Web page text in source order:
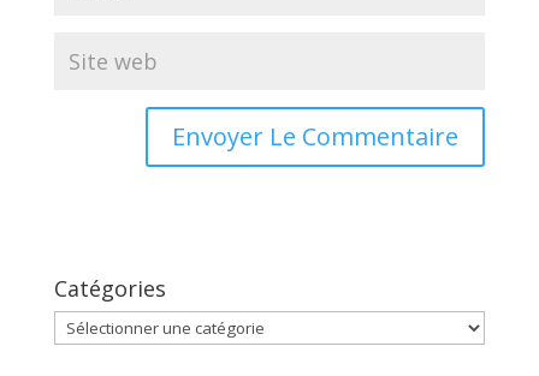
Catégories
Catégories